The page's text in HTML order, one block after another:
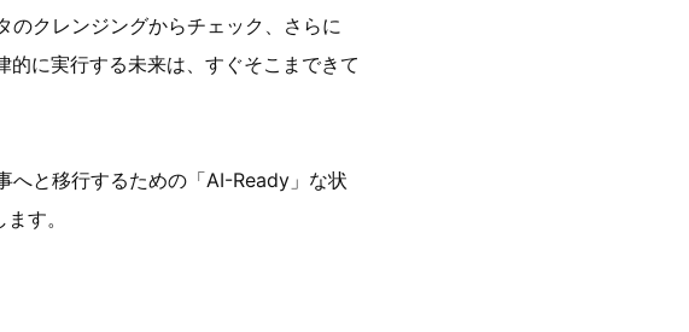
のクレンジングからチェック、さらに
に実行する未来は、すぐそこまできて
へと移行するための「AI-Ready」な状
す。